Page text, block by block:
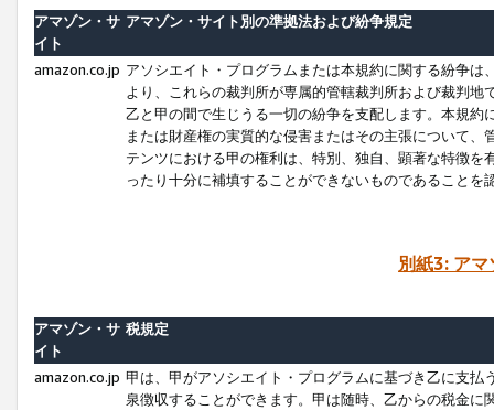
アマゾン・サ
イト
アマゾン・サイト別の準拠法および紛争規定
amazon.co.jp アソシエイト・プログラムまたは本規約に関する紛争
より、これらの裁判所が専属的管轄裁判所および裁判
乙と甲の間で生じうる一切の紛争を支配します。本規
または財産権の実質的な侵害またはその主張について
テンツにおける甲の権利は、特別、独自、顕著な特徴
ったり十分に補填することができないものであることを
別紙3: ア
アマゾン・サ
イト
税規定
amazon.co.jp 甲は、甲がアソシエイト・プログラムに基づき乙に支
泉徴収することができます。甲は随時、乙からの税金